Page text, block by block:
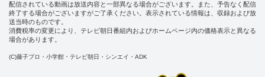
配信されている動画は放送内容と一部異なる場合がございます。また、予告なく配信
終了する場合がございますがご了承ください。表示されている情報は、収録および放
送当時のものです。
消費税率の変更により、テレビ朝日番組内およびホームページ内の価格表示と異なる
場合があります。
(C)藤子プロ・小学館・テレビ朝日・シンエイ・ADK